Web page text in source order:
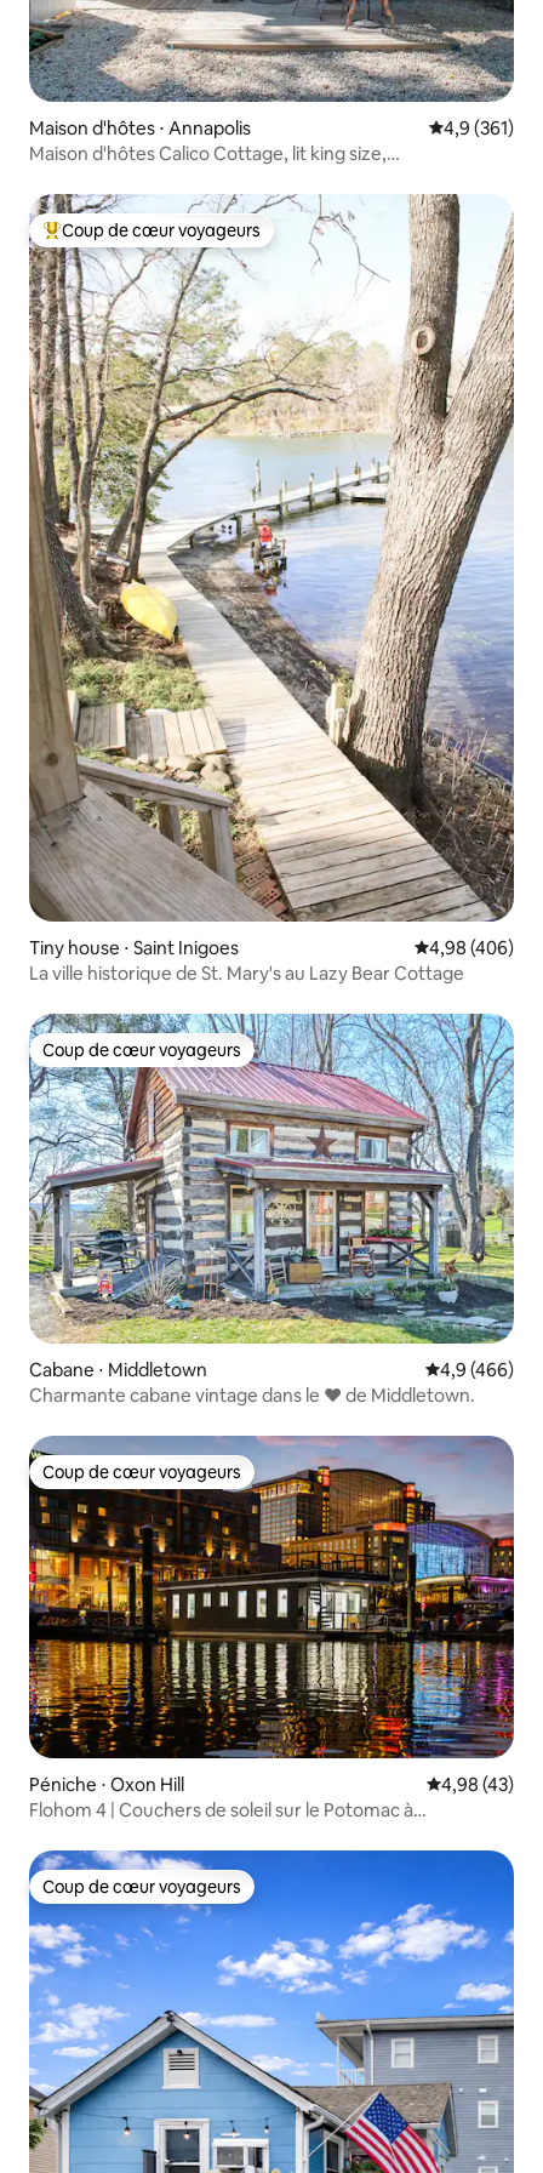
Maison d'hôtes ⋅ Annapolis Évaluation
4,9 (361)
Maison d'hôtes Calico Cottage, lit king size,
Coups de cœur voyageurs les plus appréciés
Coup de cœur voyageurs
Tiny house ⋅ Saint Inigoes Évaluation
4,98 (406)
La ville historique de St. Mary's au Lazy Bear Cottage
Coup de cœur voyageurs
Coup de cœur voyageurs
Cabane ⋅ Middletown Évaluation
4,9 (466)
Charmante cabane vintage dans le ❤️ de Middletown.
Coup de cœur voyageurs
Coup de cœur voyageurs
Péniche ⋅ Oxon Hill Évaluation
4,98 (43)
Flohom 4 | Couchers de soleil sur le Potomac à
Coup de cœur voyageurs
Coup de cœur voyageurs